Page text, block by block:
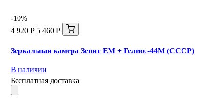
-10%
4 920 Р 5 460 Р
Зеркальная камера Зенит ЕМ + Гелиос-44М (СССР)
В наличии
Бесплатная доставка